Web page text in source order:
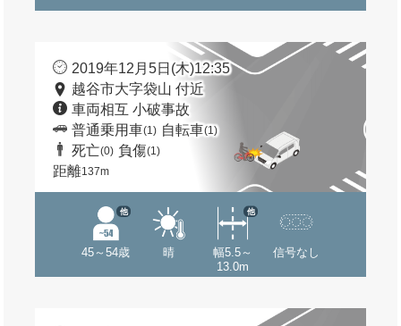
2019年12月5日(木)12:35
越谷市大字袋山 付近
車両相互 小破事故
普通乗用車(1) 自転車(1)
死亡(0) 負傷(1)
距離137m
45～54歳
他
晴
幅5.5～
13.0m
他
信号なし